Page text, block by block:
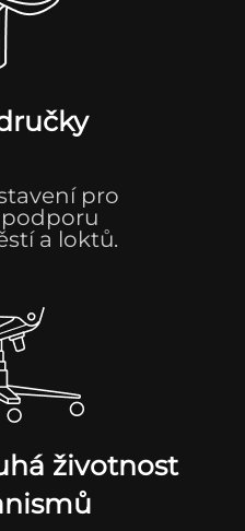
pro
a loktů.
životnost